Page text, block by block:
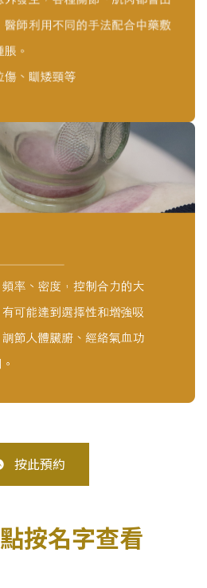
按此預約
按名字查看